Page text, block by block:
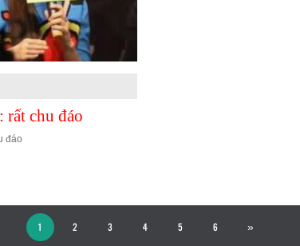
chu đáo
đáo
2 3 4 5 6 »